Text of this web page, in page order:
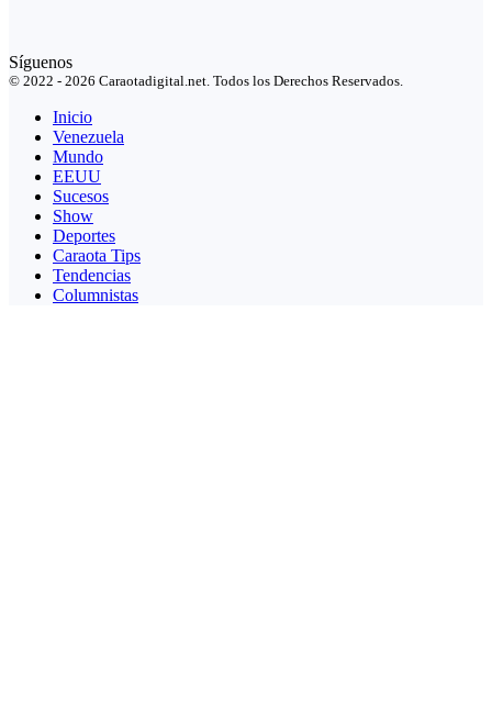
Síguenos
© 2022 - 2026 Caraotadigital.net. Todos los Derechos Reservados.
Inicio
Venezuela
Mundo
EEUU
Sucesos
Show
Deportes
Caraota Tips
Tendencias
Columnistas